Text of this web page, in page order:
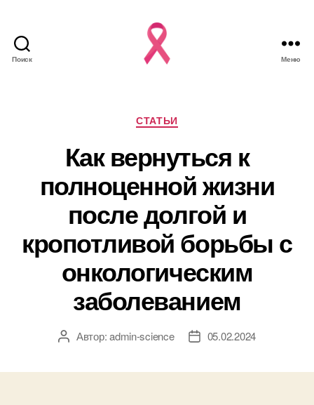
Поиск Меню
Рубрики
СТАТЬИ
Как вернуться к
полноценной жизни
после долгой и
кропотливой борьбы с
онкологическим
заболеванием
АвторАвтор:admin-science
Дата05.02.2024